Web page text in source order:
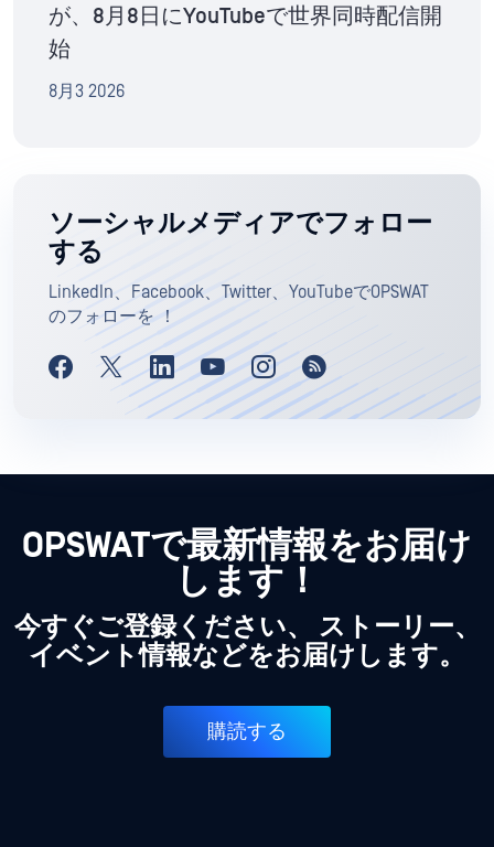
が、8月8日にYouTubeで世界同時配信開
始
8月3 2026
ソーシャルメディアでフォロー
する
LinkedIn、Facebook、Twitter、YouTubeでOPSWAT
のフォローを ！
OPSWATで最新情報をお届け
します！
今すぐご登録ください、 ストーリー、
イベント情報などをお届けします。
購読する